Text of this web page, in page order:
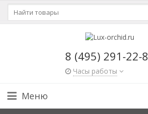
8 (495) 291-22-
Часы работы
Меню